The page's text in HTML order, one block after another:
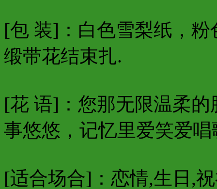
[包 装]：白色雪梨纸，
缎带花结束扎.
[花 语]：您那无限温柔
事悠悠，记忆里爱笑爱
[适合场合]：恋情,生日,